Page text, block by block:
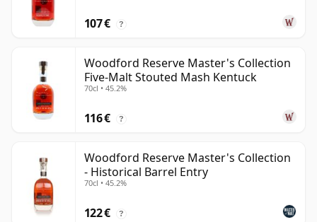
107 € ?
Woodford Reserve Master's Collection
Five-Malt Stouted Mash Kentuck
70cl • 45.2%
116 € ?
Woodford Reserve Master's Collection
- Historical Barrel Entry
70cl • 45.2%
122 € ?